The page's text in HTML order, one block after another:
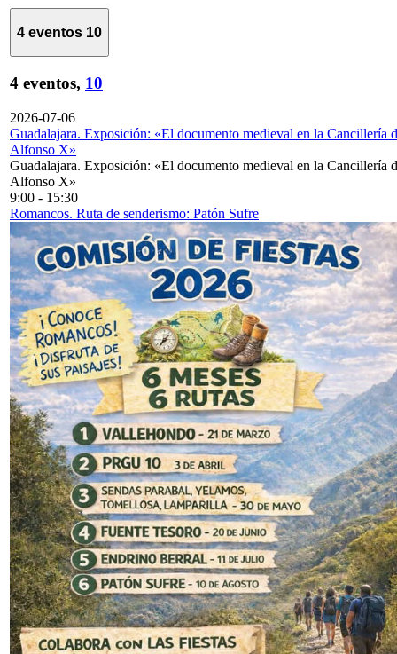
4 eventos 10
4 eventos, 10
2026-07-06
Guadalajara. Exposición: «El documento medieval en la Cancillería
Alfonso X»
Guadalajara. Exposición: «El documento medieval en la Cancillería
Alfonso X»
9:00 - 15:30
Romancos. Ruta de senderismo: Patón Sufre